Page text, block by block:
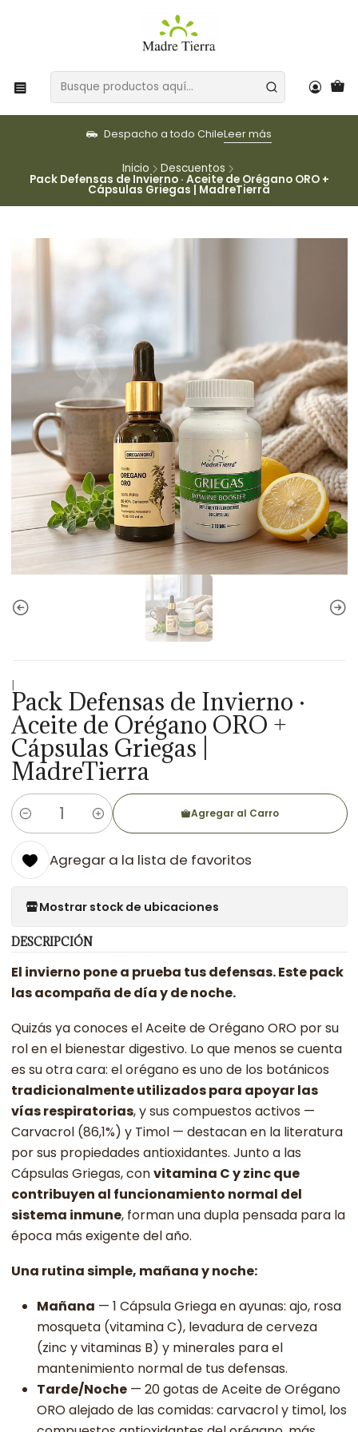
Despacho a todo ChileLeer más
Inicio Descuentos
Pack Defensas de Invierno · Aceite de Orégano ORO +
Cápsulas Griegas | MadreTierra
|
Pack Defensas de Invierno ·
Aceite de Orégano ORO +
Cápsulas Griegas |
MadreTierra
Cantidad
Agregar al Carro
Agregar a la lista de favoritos
Mostrar stock de ubicaciones
DESCRIPCIÓN
El invierno pone a prueba tus defensas. Este pack
las acompaña de día y de noche.
Quizás ya conoces el Aceite de Orégano ORO por su
rol en el bienestar digestivo. Lo que menos se cuenta
es su otra cara: el orégano es uno de los botánicos
tradicionalmente utilizados para apoyar las
vías respiratorias, y sus compuestos activos —
Carvacrol (86,1%) y Timol — destacan en la literatura
por sus propiedades antioxidantes. Junto a las
Cápsulas Griegas, convitamina C y zinc que
contribuyen al funcionamiento normal del
sistema inmune, forman una dupla pensada para la
época más exigente del año.
Una rutina simple, mañana y noche:
Mañana — 1 Cápsula Griega en ayunas: ajo, rosa
mosqueta (vitamina C), levadura de cerveza
(zinc y vitaminas B) y minerales para el
mantenimiento normal de tus defensas.
Tarde/Noche— 20 gotas de Aceite de Orégano
ORO alejado de las comidas: carvacrol y timol, los